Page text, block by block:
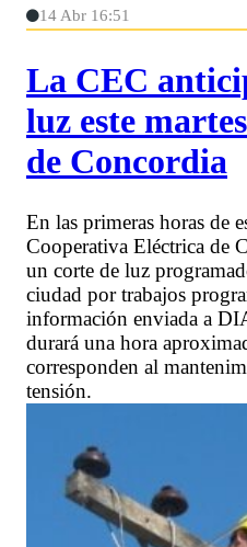
14 Abr 16:51
La CEC
luz este
de Concordia
En las primeras horas de
Cooperativa Eléctrica de
un corte de luz
ciudad por trabajos
información enviada a
durará una hora
corresponden al
tensión.